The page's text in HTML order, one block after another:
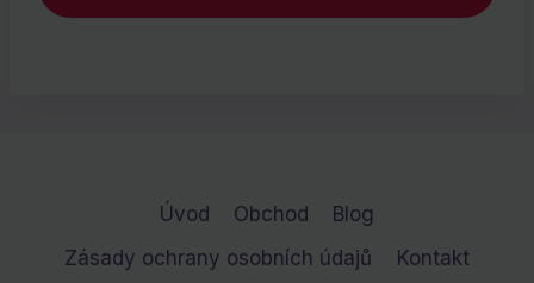
Úvod Obchod
Blog
Zásady ochrany osobních údajů
Kontakt